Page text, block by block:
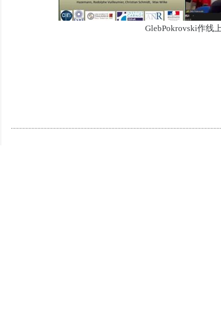
GlebPokrovski作线